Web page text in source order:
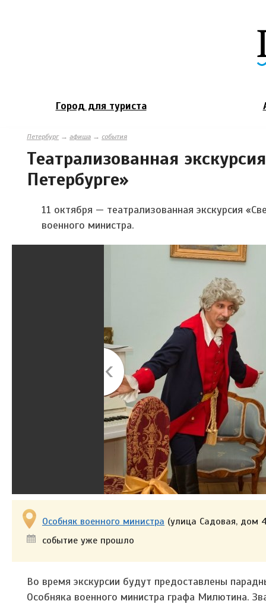
Город для туриста
Петербург→ афиша → события
Театрализованная
Петербурге»
11 октября — театрализованная экскурсия
военного министра.
Особняк военного министра (улица Садовая, дом
событие уже прошло
Во время экскурсии будут предоставлены
Особняка военного министра графа Милютина.